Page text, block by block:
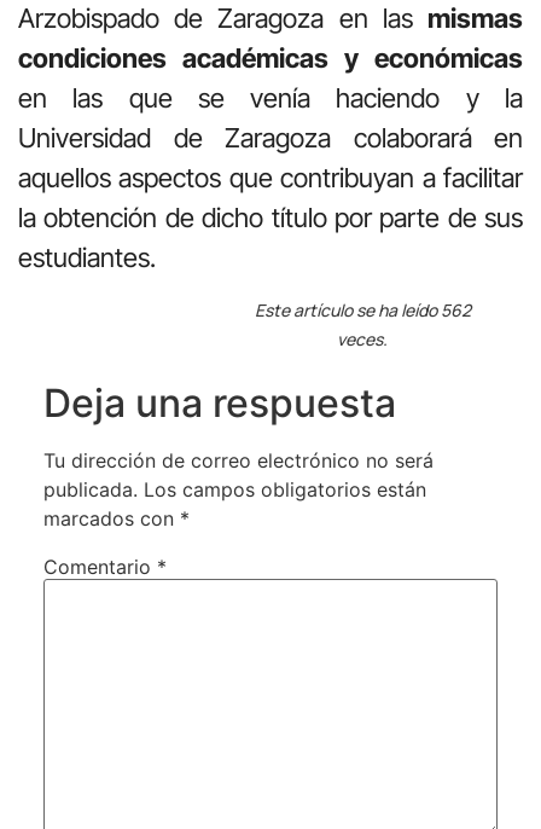
Arzobispado de Zaragoza en las mismas
condiciones académicas y económicas
en las que se venía haciendo y la
Universidad de Zaragoza colaborará en
aquellos aspectos que contribuyan a facilitar
la obtención de dicho título por parte de sus
estudiantes.
Este artículo se ha leído 562
veces.
Deja una respuesta
Tu dirección de correo electrónico no será
publicada. Los campos obligatorios están
marcados con *
Comentario *